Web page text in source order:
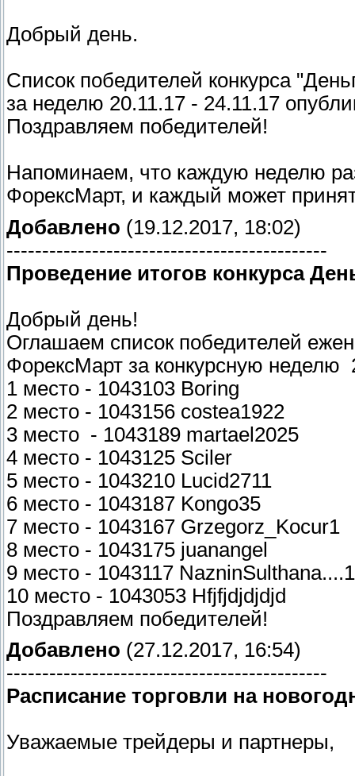
Добрый день.
Список победителей конкурса
за неделю 20.11.17 - 24.11.17
Поздравляем победителей!
Напоминаем, что каждую неделю
ФорексМарт, и каждый может
Добавлено (19.12.2017, 18:02)
---------------------------------------------
Проведение итогов конкурса
Добрый день!
Оглашаем список победителей
ФорексМарт за конкурсную неделю
1 место - 1043103 Boring
2 место - 1043156 costea1922
3 место - 1043189 martael2025
4 место - 1043125 Sciler
5 место - 1043210 Lucid2711
6 место - 1043187 Kongo35
7 место - 1043167 Grzegorz_Kocur1
8 место - 1043175 juanangel
9 место - 1043117
10 место - 1043053 Hfjfjdjdjdjd
Поздравляем победителей!
Добавлено (27.12.2017, 16:54)
---------------------------------------------
Расписание торговли на
Уважаемые трейдеры и партнеры,